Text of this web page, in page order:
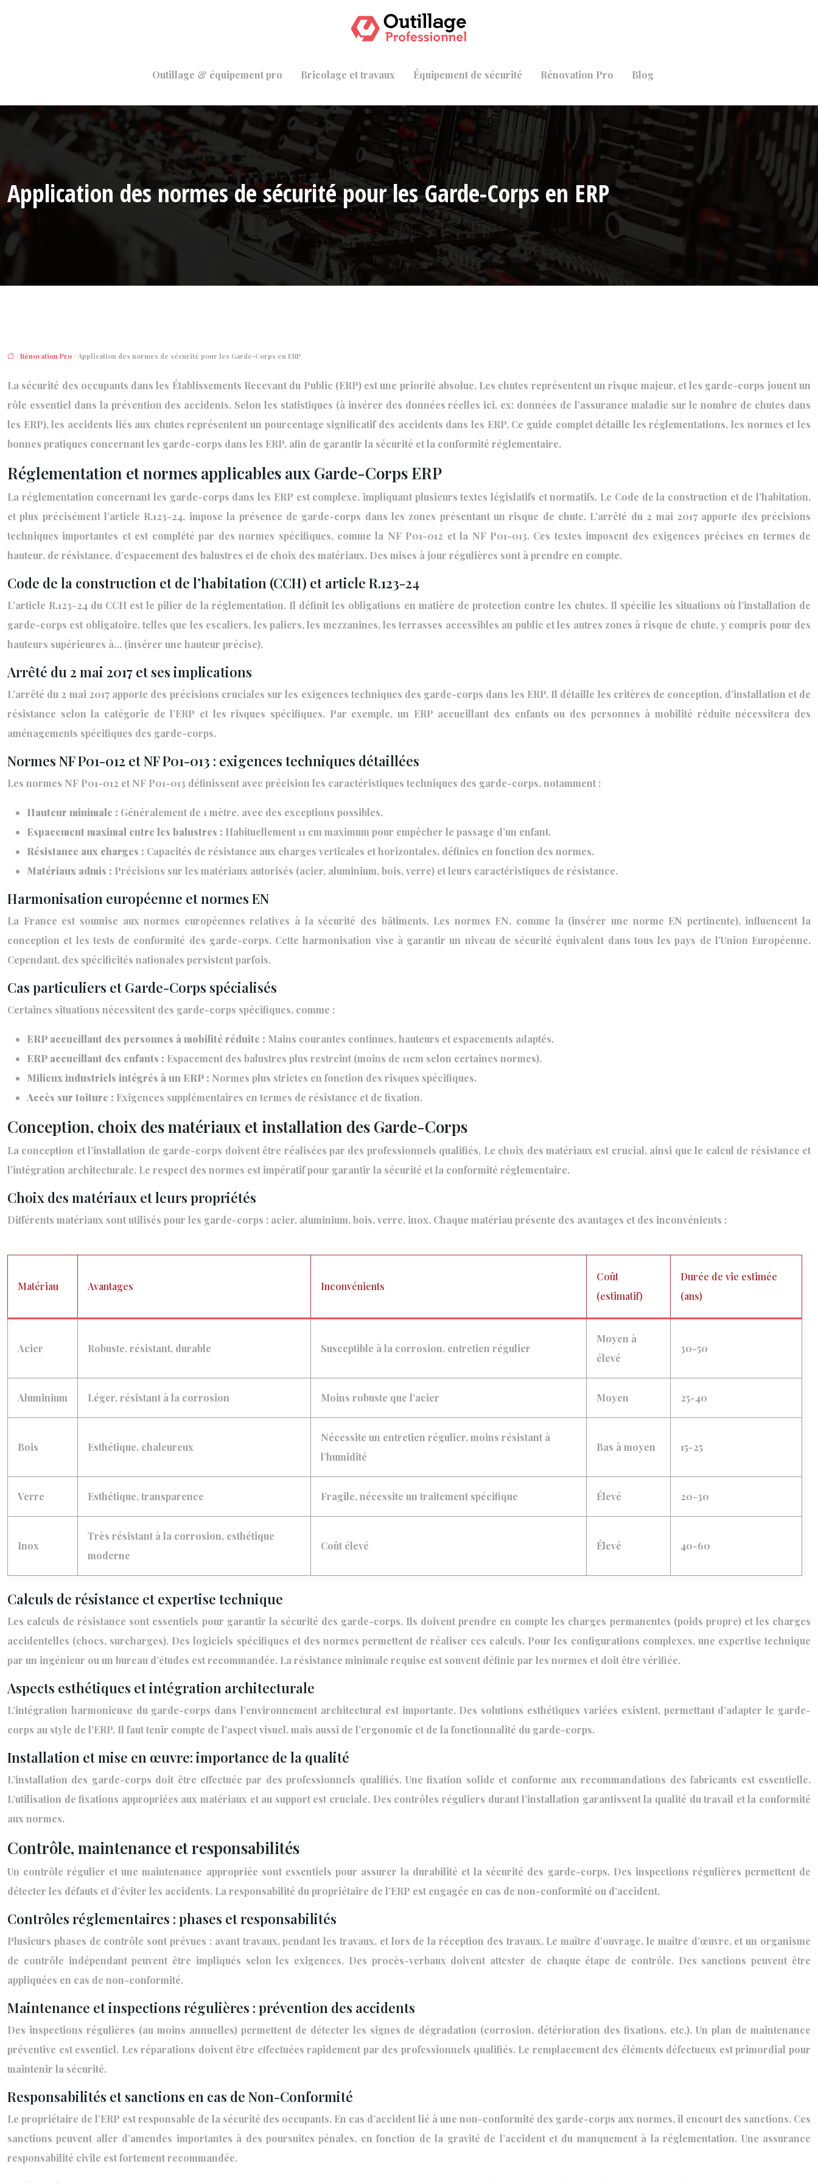
Outillage & équipement pro Bricolage et travaux Équipement de sécurité Rénovation Pro Blog
Application des normes de sécurité pour les Garde-Corps en ERP
/ Rénovation Pro / Application des normes de sécurité pour les Garde-Corps en ERP
La sécurité des occupants dans les Établissements Recevant du Public (ERP) est une priorité absolue. Les chutes représentent un risque majeur, et les garde-corps jouent un
rôle essentiel dans la prévention des accidents. Selon les statistiques (à insérer des données réelles ici, ex: données de l’assurance maladie sur le nombre de chutes dans
les ERP), les accidents liés aux chutes représentent un pourcentage significatif des accidents dans les ERP. Ce guide complet détaille les réglementations, les normes et les
bonnes pratiques concernant les garde-corps dans les ERP, afin de garantir la sécurité et la conformité réglementaire.
Réglementation et normes applicables aux Garde-Corps ERP
La réglementation concernant les garde-corps dans les ERP est complexe, impliquant plusieurs textes législatifs et normatifs. Le Code de la construction et de l’habitation,
et plus précisément l’article R.123-24, impose la présence de garde-corps dans les zones présentant un risque de chute. L’arrêté du 2 mai 2017 apporte des précisions
techniques importantes et est complété par des normes spécifiques, comme la NF P01-012 et la NF P01-013. Ces textes imposent des exigences précises en termes de
hauteur, de résistance, d’espacement des balustres et de choix des matériaux. Des mises à jour régulières sont à prendre en compte.
Code de la construction et de l’habitation (CCH) et article R.123-24
L’article R.123-24 du CCH est le pilier de la réglementation. Il définit les obligations en matière de protection contre les chutes. Il spécifie les situations où l’installation de
garde-corps est obligatoire, telles que les escaliers, les paliers, les mezzanines, les terrasses accessibles au public et les autres zones à risque de chute, y compris pour des
hauteurs supérieures à… (insérer une hauteur précise).
Arrêté du 2 mai 2017 et ses implications
L’arrêté du 2 mai 2017 apporte des précisions cruciales sur les exigences techniques des garde-corps dans les ERP. Il détaille les critères de conception, d’installation et de
résistance selon la catégorie de l’ERP et les risques spécifiques. Par exemple, un ERP accueillant des enfants ou des personnes à mobilité réduite nécessitera des
aménagements spécifiques des garde-corps.
Normes NF P01-012 et NF P01-013 : exigences techniques détaillées
Les normes NF P01-012 et NF P01-013 définissent avec précision les caractéristiques techniques des garde-corps, notamment :
Hauteur minimale : Généralement de 1 mètre, avec des exceptions possibles.
Espacement maximal entre les balustres : Habituellement 11 cm maximum pour empêcher le passage d’un enfant.
Résistance aux charges : Capacités de résistance aux charges verticales et horizontales, définies en fonction des normes.
Matériaux admis : Précisions sur les matériaux autorisés (acier, aluminium, bois, verre) et leurs caractéristiques de résistance.
Harmonisation européenne et normes EN
La France est soumise aux normes européennes relatives à la sécurité des bâtiments. Les normes EN, comme la (insérer une norme EN pertinente), influencent la
conception et les tests de conformité des garde-corps. Cette harmonisation vise à garantir un niveau de sécurité équivalent dans tous les pays de l’Union Européenne.
Cependant, des spécificités nationales persistent parfois.
Cas particuliers et Garde-Corps spécialisés
Certaines situations nécessitent des garde-corps spécifiques, comme :
ERP accueillant des personnes à mobilité réduite : Mains courantes continues, hauteurs et espacements adaptés.
ERP accueillant des enfants : Espacement des balustres plus restreint (moins de 11cm selon certaines normes).
Milieux industriels intégrés à un ERP : Normes plus strictes en fonction des risques spécifiques.
Accès sur toiture : Exigences supplémentaires en termes de résistance et de fixation.
Conception, choix des matériaux et installation des Garde-Corps
La conception et l’installation de garde-corps doivent être réalisées par des professionnels qualifiés. Le choix des matériaux est crucial, ainsi que le calcul de résistance et
l’intégration architecturale. Le respect des normes est impératif pour garantir la sécurité et la conformité réglementaire.
Choix des matériaux et leurs propriétés
Différents matériaux sont utilisés pour les garde-corps : acier, aluminium, bois, verre, inox. Chaque matériau présente des avantages et des inconvénients :
Matériau Avantages Inconvénients
Coût
(estimatif)
Durée de vie estimée
(ans)
Acier Robuste, résistant, durable Susceptible à la corrosion, entretien régulier
Moyen à
élevé
30-50
Aluminium Léger, résistant à la corrosion Moins robuste que l’acier Moyen 25-40
Bois Esthétique, chaleureux
Nécessite un entretien régulier, moins résistant à
l’humidité
Bas à moyen 15-25
Verre Esthétique, transparence Fragile, nécessite un traitement spécifique Élevé 20-30
Inox
Très résistant à la corrosion, esthétique
moderne
Coût élevé Élevé 40-60
Calculs de résistance et expertise technique
Les calculs de résistance sont essentiels pour garantir la sécurité des garde-corps. Ils doivent prendre en compte les charges permanentes (poids propre) et les charges
accidentelles (chocs, surcharges). Des logiciels spécifiques et des normes permettent de réaliser ces calculs. Pour les configurations complexes, une expertise technique
par un ingénieur ou un bureau d’études est recommandée. La résistance minimale requise est souvent définie par les normes et doit être vérifiée.
Aspects esthétiques et intégration architecturale
L’intégration harmonieuse du garde-corps dans l’environnement architectural est importante. Des solutions esthétiques variées existent, permettant d’adapter le garde-
corps au style de l’ERP. Il faut tenir compte de l’aspect visuel, mais aussi de l’ergonomie et de la fonctionnalité du garde-corps.
Installation et mise en œuvre: importance de la qualité
L’installation des garde-corps doit être effectuée par des professionnels qualifiés. Une fixation solide et conforme aux recommandations des fabricants est essentielle.
L’utilisation de fixations appropriées aux matériaux et au support est cruciale. Des contrôles réguliers durant l’installation garantissent la qualité du travail et la conformité
aux normes.
Contrôle, maintenance et responsabilités
Un contrôle régulier et une maintenance appropriée sont essentiels pour assurer la durabilité et la sécurité des garde-corps. Des inspections régulières permettent de
détecter les défauts et d’éviter les accidents. La responsabilité du propriétaire de l’ERP est engagée en cas de non-conformité ou d’accident.
Contrôles réglementaires : phases et responsabilités
Plusieurs phases de contrôle sont prévues : avant travaux, pendant les travaux, et lors de la réception des travaux. Le maître d’ouvrage, le maître d’œuvre, et un organisme
de contrôle indépendant peuvent être impliqués selon les exigences. Des procès-verbaux doivent attester de chaque étape de contrôle. Des sanctions peuvent être
appliquées en cas de non-conformité.
Maintenance et inspections régulières : prévention des accidents
Des inspections régulières (au moins annuelles) permettent de détecter les signes de dégradation (corrosion, détérioration des fixations, etc.). Un plan de maintenance
préventive est essentiel. Les réparations doivent être effectuées rapidement par des professionnels qualifiés. Le remplacement des éléments défectueux est primordial pour
maintenir la sécurité.
Responsabilités et sanctions en cas de Non-Conformité
Le propriétaire de l’ERP est responsable de la sécurité des occupants. En cas d’accident lié à une non-conformité des garde-corps aux normes, il encourt des sanctions. Ces
sanctions peuvent aller d’amendes importantes à des poursuites pénales, en fonction de la gravité de l’accident et du manquement à la réglementation. Une assurance
responsabilité civile est fortement recommandée.